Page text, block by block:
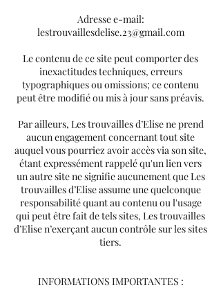
Adresse e-mail:
lestrouvaillesdelise.23@gmail.com
Le contenu de ce site peut comporter des
inexactitudes techniques, erreurs
typographiques ou omissions; ce contenu
peut être modifié ou mis à jour sans préavis.
Par ailleurs, Les trouvailles d’Elise ne prend
aucun engagement concernant tout site
auquel vous pourriez avoir accès via son site,
étant expressément rappelé qu'un lien vers
un autre site ne signifie aucunement que Les
trouvailles d’Elise assume une quelconque
responsabilité quant au contenu ou l'usage
qui peut être fait de tels sites, Les trouvailles
d’Elise n’exerçant aucun contrôle sur les sites
tiers.
INFORMATIONS IMPORTANTES :